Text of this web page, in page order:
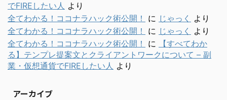
でFIREしたい人 より
全てわかる！ココナラハック術公開！
に じゃっく
より
全てわかる！ココナラハック術公開！
に じゃっく
より
全てわかる！ココナラハック術公開！
に
【すべてわか
る】テンプレ提案文とクライアントワークについて – 副
業・仮想通貨でFIREしたい人 より
アーカイブ